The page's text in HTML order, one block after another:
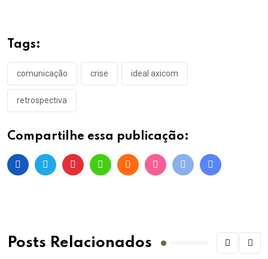
Tags:
comunicação crise ideal axicom
retrospectiva
Compartilhe essa publicação:
Posts Relacionados